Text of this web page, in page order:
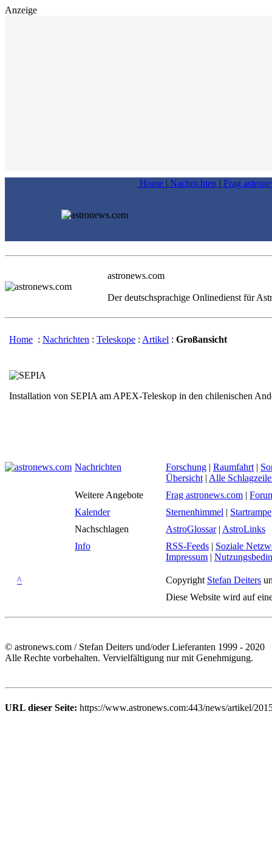
Anzeige
Home | Nachrichten | Frag
astronews.com
Der deutschsprachige Onlinedienst für
Home : Nachrichten : Teleskope : Artikel : Großansicht
Installation von SEPIA am APEX-Teleskop in den chilenischen
Nachrichten Forschung | Raumfahrt |
Übersicht | Alle
Weitere Angebote
Frag astronews.com |
Kalender
Sternenhimmel | Startrampe
Nachschlagen
AstroGlossar| AstroLinks
Info
RSS-Feeds | Soziale
Impressum |
^ Copyright Stefan Deiters
Diese Website wird auf
© astronews.com / Stefan Deiters und/oder Lieferanten 1999 - 2020
Alle Rechte vorbehalten. Vervielfältigung nur mit Genehmigung.
URL dieser Seite: https://www.astronews.com:443/news/artikel/